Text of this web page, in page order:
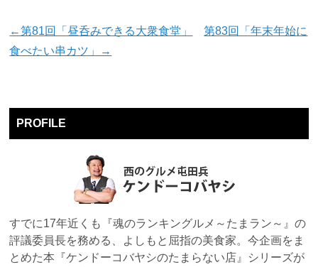
←第81回「昼呑みできる大衆食堂」
第83回「年末年始に
食べたい串カツ」→
PROFILE
すでに17年近くも『魂のランキングルメ～たまラン～』の
評議委員長を務める、よしもと屈指の美食家。今企画をま
とめた本『ケンドーコバヤシのたまらない店』シリーズが